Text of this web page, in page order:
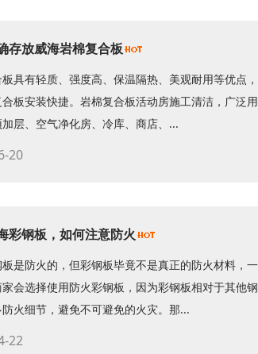
存放威海岩棉复合板
具有轻质、强度高、保温隔热、美观耐用等优点
板安装快捷。岩棉复合板活动房施工清洁，广泛
层、空气净化房、冷库、商店、...
20
彩钢板，如何注意防火
是防火的，但彩钢板毕竟不是真正的防火材料，
会选择使用防火彩钢板，因为彩钢板相对于其他
火细节，避免不可避免的火灾。那...
22